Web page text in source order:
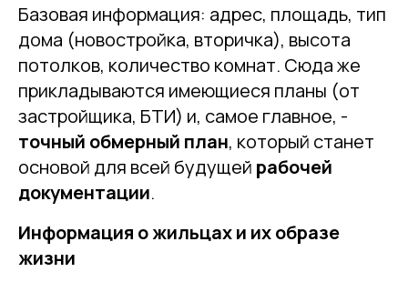
Базовая информация: адрес, площадь, тип
дома (новостройка, вторичка), высота
потолков, количество комнат. Сюда же
прикладываются имеющиеся планы (от
застройщика, БТИ) и, самое главное, -
точный обмерный план, который станет
основой для всей будущей рабочей
документации.
Информация о жильцах и их образе
жизни